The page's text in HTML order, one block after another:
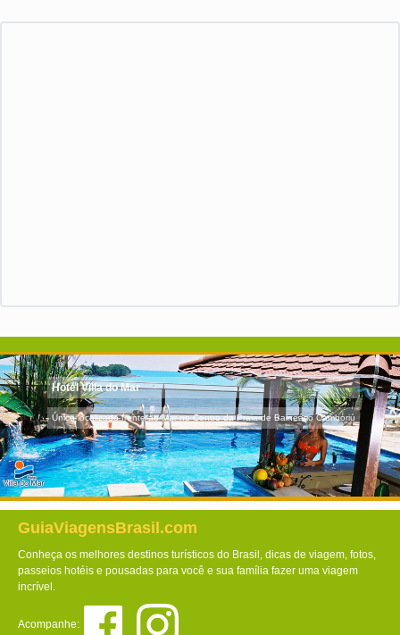
Hotel Villa do Mar
Único localizado frente ao Mar no Centro da Praia de Balneário Camboriú
GuiaViagensBrasil.com
Conheça os melhores destinos turísticos do Brasil, dicas de viagem, fotos,
passeios hotéis e pousadas para você e sua família fazer uma viagem
incrível.
Acompanhe: